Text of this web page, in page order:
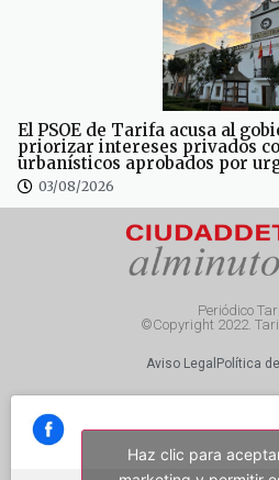
El PSOE de Tarifa acusa al
priorizar intereses privados
urbanísticos aprobados por
03/08/2026
Periódico
©Copyright 2022.
Aviso Legal Política
Haz clic para